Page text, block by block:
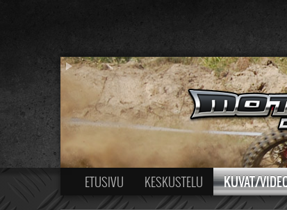
ETUSIVU KESKUSTELU KUVAT/